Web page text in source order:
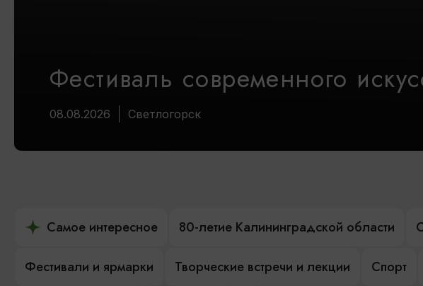
Фестиваль современного
08.08.2026 Светлогорск
Самое интересное 80-летие Калининградской области
Фестивали и ярмарки Творческие встречи и лекции Спорт